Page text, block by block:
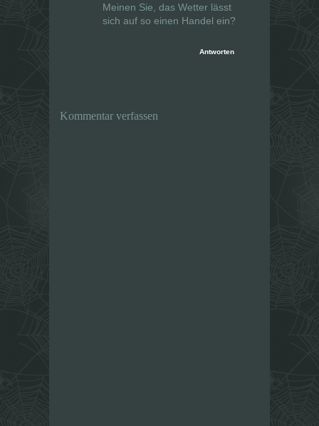
Meinen Sie, das Wetter lässt
sich auf so einen Handel ein?
Antworten
Kommentar verfassen